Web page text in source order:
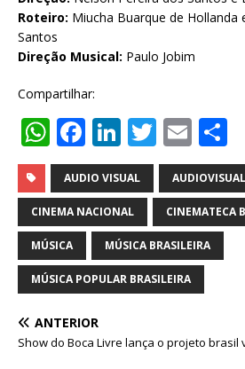
Roteiro: Miucha Buarque de Hollanda
Santos
Direção Musical: Paulo Jobim
Compartilhar:
W
h
at
s
A
p
p
F
a
c
e
o
o
k
Li
n
k
e
dI
n
T
w
it
te
r
E
m
ai
l
h
e
AUDIO VISUAL AUDIOVISUAL
CINEMA NACIONAL CINEMATECA
MÚSICA MÚSICA BRASILEIRA
MÚSICA POPULAR BRASILEIRA
ANTERIOR
Show do Boca Livre lança o projeto brasil